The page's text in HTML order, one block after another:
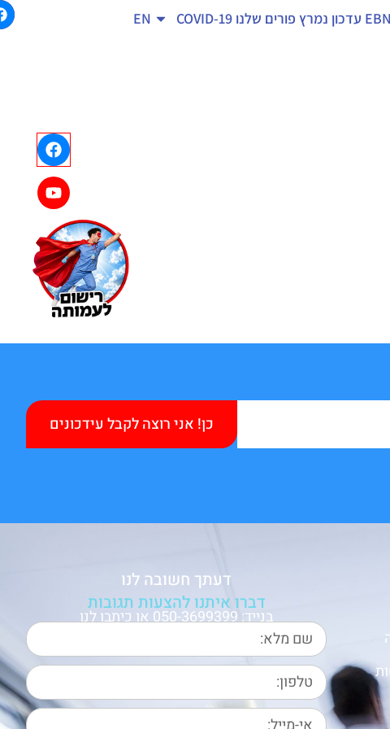
עדכון נמרץ פורים שלנו COVID-19
EN
כן! אני רוצה לקבל עידכונים
דעתך חשובה לנו
דברו איתנו להצעות תגובות
בנייד: 050-3699399 או כיתבו לנו